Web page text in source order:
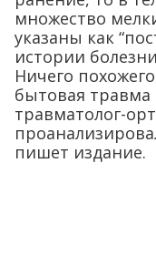
множество
указаны как
истории
Ничего
бытовая травма
травматолог-
пишет издание.